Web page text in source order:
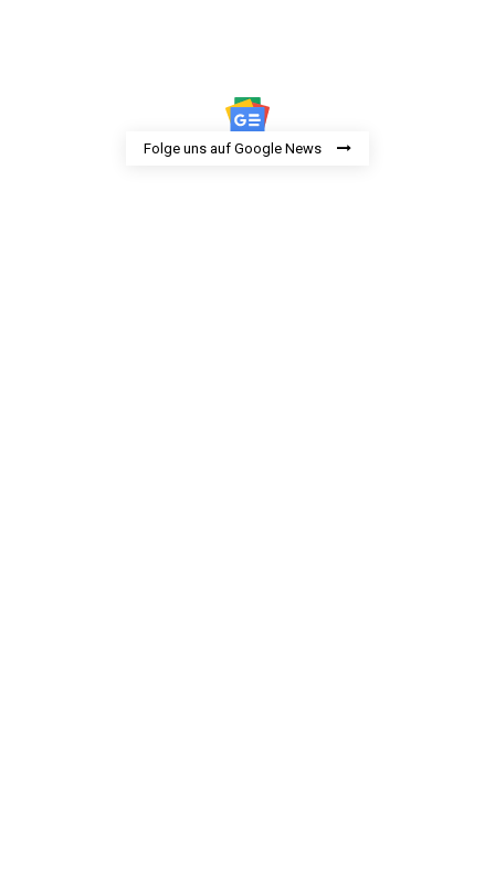
Folge uns auf Google News